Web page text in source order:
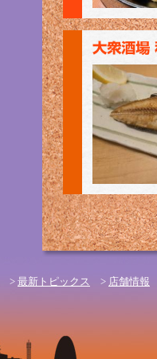
> 最新トピックス > 店舗情報